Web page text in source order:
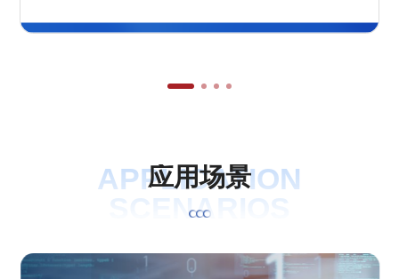
APPLICATION
SCENARIOS
应用场景